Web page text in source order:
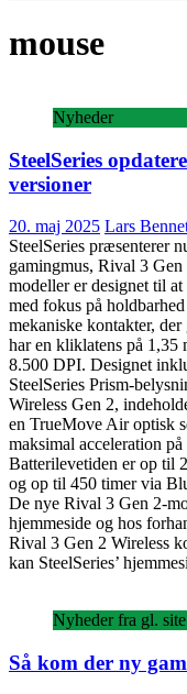
mouse
Nyheder
SteelSeries
versioner
20. maj 2025 Lars
SteelSeries præsenterer
gamingmus, Rival 3
modeller er designet til
med fokus på
mekaniske kontakter,
har en kliklatens på 1,35
8.500 DPI. Designet
SteelSeries Prism-
Wireless Gen 2,
en TrueMove Air optisk
maksimal acceleration
Batterilevetiden er op til
og op til 450 timer via
De nye Rival 3 Gen 2-
hjemmeside og hos
Rival 3 Gen 2 Wireless
kan SteelSeries’
Nyheder fra gl. site
Så kom der ny